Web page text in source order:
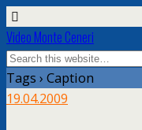
Video Monte Ceneri
Tags › Caption
19.04.2009